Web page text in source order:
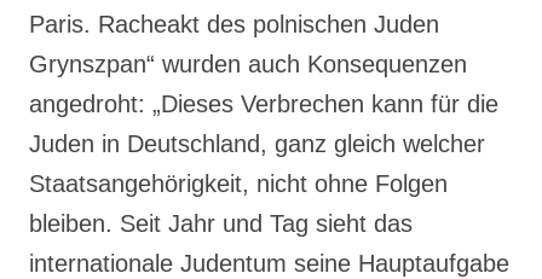
Paris. Racheakt des polnischen Juden
Grynszpan“ wurden auch Konsequenzen
angedroht: „Dieses Verbrechen kann für die
Juden in Deutschland, ganz gleich welcher
Staatsangehörigkeit, nicht ohne Folgen
bleiben. Seit Jahr und Tag sieht das
internationale Judentum seine Hauptaufgabe